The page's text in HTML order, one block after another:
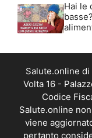
Hai le
Salute.online di
Volta 16 -
Codice
Salute.online
viene
pertanto